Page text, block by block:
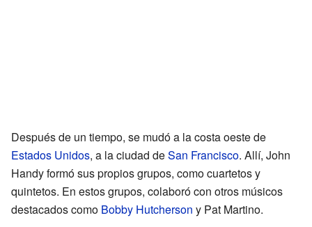
Después de un tiempo, se mudó a la costa oeste de
Estados Unidos, a la ciudad deSan Francisco. Allí, John
Handy formó sus propios grupos, como cuartetos y
quintetos. En estos grupos, colaboró con otros músicos
destacados como Bobby Hutcherson y Pat Martino.